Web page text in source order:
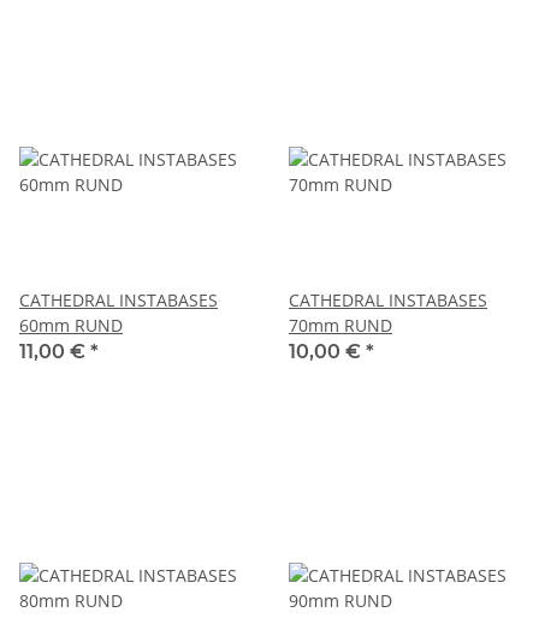
CATHEDRAL INSTABASES
60mm RUND
11,00 € *
CATHEDRAL INSTABASES
70mm RUND
10,00 € *